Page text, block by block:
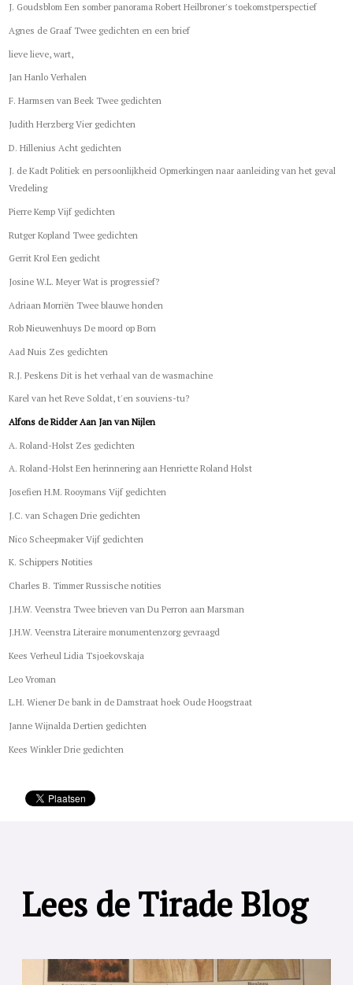
J. Goudsblom Een somber panorama Robert Heilbroner's toekomstperspectief
Agnes de Graaf Twee gedichten en een brief
lieve lieve, wart,
Jan Hanlo Verhalen
F. Harmsen van Beek Twee gedichten
Judith Herzberg Vier gedichten
D. Hillenius Acht gedichten
J. de Kadt Politiek en persoonlijkheid Opmerkingen naar aanleiding van het geval
Vredeling
Pierre Kemp Vijf gedichten
Rutger Kopland Twee gedichten
Gerrit Krol Een gedicht
Josine W.L. Meyer Wat is progressief?
Adriaan Morriën Twee blauwe honden
Rob Nieuwenhuys De moord op Born
Aad Nuis Zes gedichten
R.J. Peskens Dit is het verhaal van de wasmachine
Karel van het Reve Soldat, t'en souviens-tu?
Alfons de Ridder Aan Jan van Nijlen
A. Roland-Holst Zes gedichten
A. Roland-Holst Een herinnering aan Henriette Roland Holst
Josefien H.M. Rooymans Vijf gedichten
J.C. van Schagen Drie gedichten
Nico Scheepmaker Vijf gedichten
K. Schippers Notities
Charles B. Timmer Russische notities
J.H.W. Veenstra Twee brieven van Du Perron aan Marsman
J.H.W. Veenstra Literaire monumentenzorg gevraagd
Kees Verheul Lidia Tsjoekovskaja
Leo Vroman
L.H. Wiener De bank in de Damstraat hoek Oude Hoogstraat
Janne Wijnalda Dertien gedichten
Kees Winkler Drie gedichten
Lees de Tirade Blog